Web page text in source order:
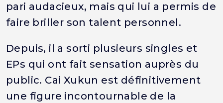
pari audacieux, mais qui lui a permis de
faire briller son talent personnel.
Depuis, il a sorti plusieurs singles et
EPs qui ont fait sensation auprès du
public. Cai Xukun est définitivement
une figure incontournable de la